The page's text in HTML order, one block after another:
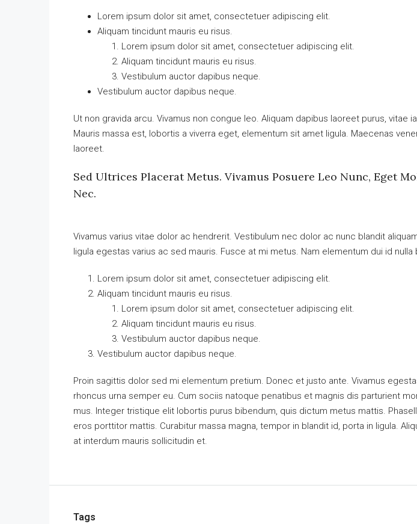
Lorem ipsum dolor sit amet, consectetuer adipiscing elit.
Aliquam tincidunt mauris eu risus.
Lorem ipsum dolor sit amet, consectetuer adipiscing elit.
Aliquam tincidunt mauris eu risus.
Vestibulum auctor dapibus neque.
Vestibulum auctor dapibus neque.
Ut non gravida arcu. Vivamus non congue leo. Aliquam dapibus laoreet purus, vitae
Mauris massa est, lobortis a viverra eget, elementum sit amet ligula. Maecenas
laoreet.
Sed Ultrices Placerat Metus. Vivamus Posuere Leo Nunc, Eget
Nec.
Vivamus varius vitae dolor ac hendrerit. Vestibulum nec dolor ac nunc blandit
ligula egestas varius ac sed mauris. Fusce at mi metus. Nam elementum dui id
Lorem ipsum dolor sit amet, consectetuer adipiscing elit.
Aliquam tincidunt mauris eu risus.
Lorem ipsum dolor sit amet, consectetuer adipiscing elit.
Aliquam tincidunt mauris eu risus.
Vestibulum auctor dapibus neque.
Vestibulum auctor dapibus neque.
Proin sagittis dolor sed mi elementum pretium. Donec et justo ante. Vivamus
rhoncus urna semper eu. Cum sociis natoque penatibus et magnis dis parturient
mus. Integer tristique elit lobortis purus bibendum, quis dictum metus mattis.
eros porttitor mattis. Curabitur massa magna, tempor in blandit id, porta in ligula.
at interdum mauris sollicitudin et.
Tags